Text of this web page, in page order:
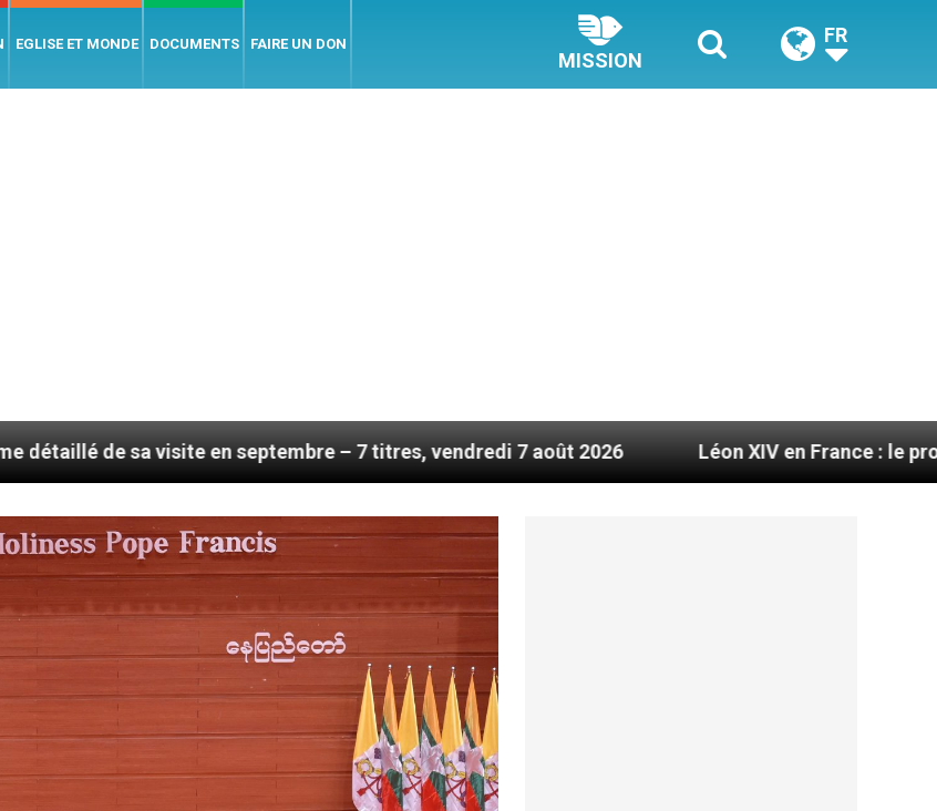
EGLISE ET MONDE DOCUMENTS FAIRE UN DON
MISSION
FR
en septembre – 7 titres, vendredi 7 août 2026 Léon XIV en France : le programme